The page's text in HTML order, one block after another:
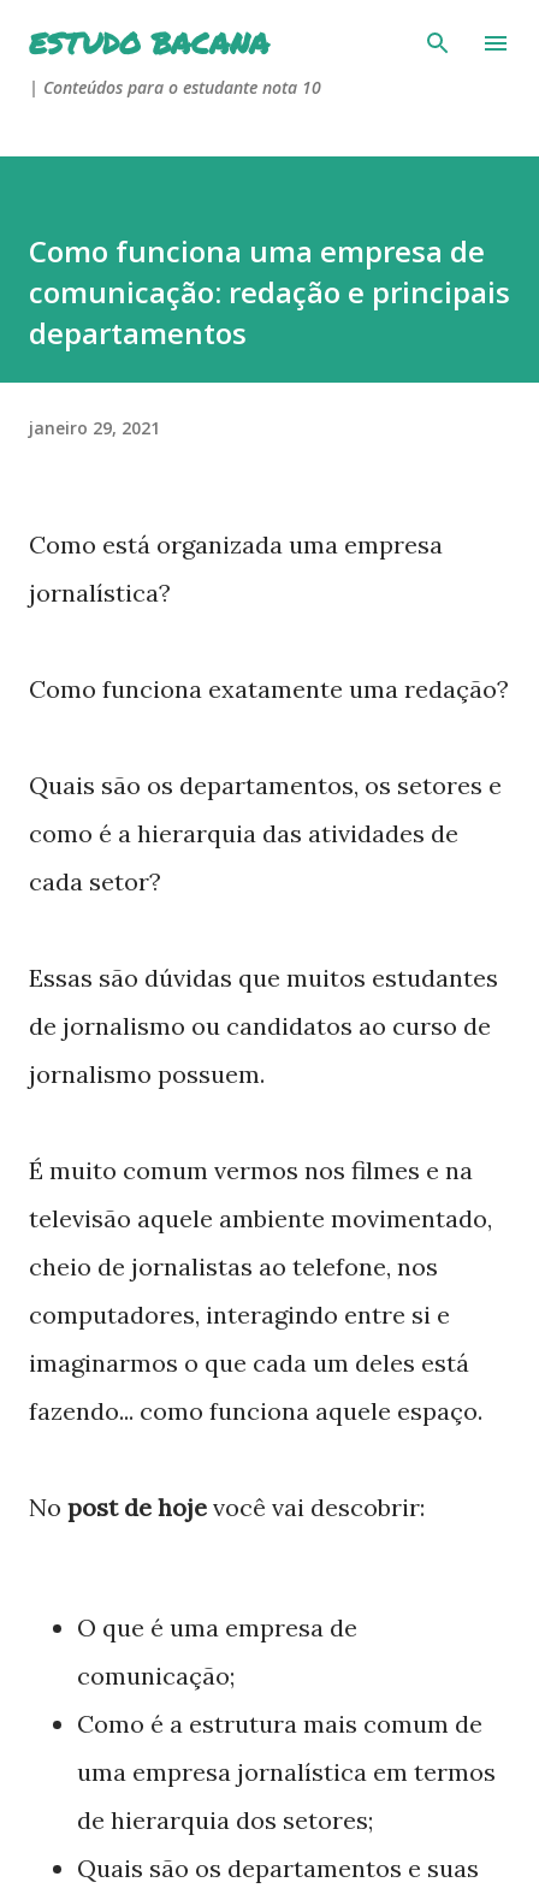
Pular para o conteúdo principal
ESTUDO BACANA
| Conteúdos para o estudante nota 10
Como funciona uma empresa de
comunicação: redação e principais
departamentos
janeiro 29, 2021
Como está organizada uma empresa
jornalística?
Como funciona exatamente uma redação?
Quais são os departamentos, os setores e
como é a hierarquia das atividades de
cada setor?
Essas são dúvidas que muitos estudantes
de jornalismo ou candidatos ao curso de
jornalismo possuem.
É muito comum vermos nos filmes e na
televisão aquele ambiente movimentado,
cheio de jornalistas ao telefone, nos
computadores, interagindo entre si e
imaginarmos o que cada um deles está
fazendo... como funciona aquele espaço.
No post de hoje você vai descobrir:
O que é uma empresa de
comunicação;
Como é a estrutura mais comum de
uma empresa jornalística em termos
de hierarquia dos setores;
Quais são os departamentos e suas